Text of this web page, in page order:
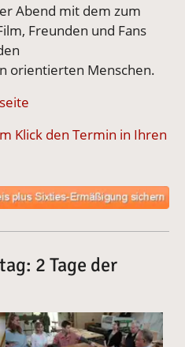
Abend mit dem zum
Freunden und Fans
orientierten Menschen.
Klick den Termin in Ihren
2 Tage der